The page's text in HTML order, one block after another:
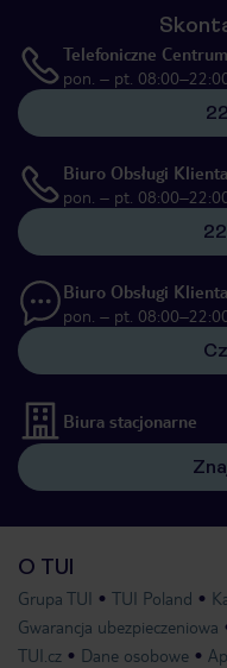
Telefoniczne
pon. – pt.
Biuro Obsługi Klienta
pon. – pt.
Biuro Obsługi Klienta
pon. – pt.
Biura stacjonarne
O TUI
Grupa TUI TUI Poland
Gwarancja ubezpieczeniowa
TUI.cz
Dane osobowe